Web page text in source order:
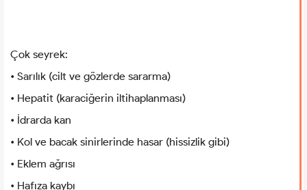
Çok seyrek:
• Sarılık (cilt ve gözlerde sararma)
• Hepatit (karaciğerin iltihaplanması)
• İdrarda kan
• Kol ve bacak sinirlerinde hasar (hissizlik gibi)
• Eklem ağrısı
• Hafıza kaybı